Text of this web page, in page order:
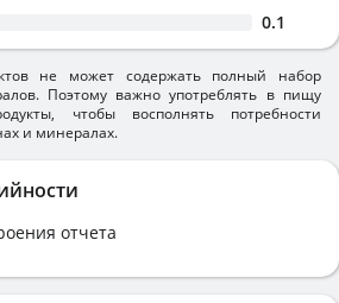
0.1
не может содержать полный набор
Поэтому важно употреблять в пищу
чтобы восполнять потребности
и минералах.
отчета